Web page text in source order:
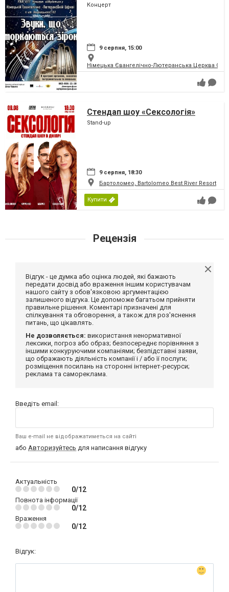
Концерт
9 серпня, 15:00
Німецька Євангелічно-Лютеранська Церква
Стендап шоу «Сексологія»
Stand-up
9 серпня, 18:30
Бартоломео, Bartolomeo Best River Resort
Купити
Рецензія
Відгук - це думка або оцінка людей, які бажають
передати досвід або враження іншим користувачам
нашого сайту з обов'язковою аргументацією
залишеного відгука. Це допоможе багатьом прийняти
правильне рішення. Коментарі призначені для
спілкування та обговорення, а також для роз'яснення
питань, що цікавлять.
Не дозволяється: використання ненормативної
лексики, погроз або образ; безпосереднє порівняння з
іншими конкуруючими компаніями; безпідставні заяви,
що ображають діяльність компанії і / або її послуги;
розміщення посилань на сторонні інтернет-ресурси;
реклама та самореклама.
Введіть email:
Ваш e-mail не відображатиметься на сайті
або Авторизуйтесь для написання відгуку
Актуальність
0/12
Повнота інформації
0/12
Враження
0/12
Відгук: